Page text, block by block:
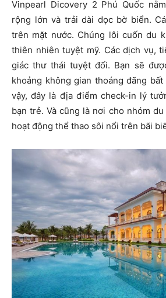
Vinpearl Dicovery 2 Phú Quốc
rộng lớn và trải dài dọc bờ biển.
trên mặt nước. Chúng lôi cuốn du
thiên nhiên tuyệt mỹ. Các dịch vụ,
giác thư thái tuyệt đối. Bạn sẽ
khoảng không gian thoáng đãng
vậy, đây là địa điểm check-in lý
bạn trẻ. Và cũng là nơi cho nhóm
hoạt động thể thao sôi nổi trên bãi